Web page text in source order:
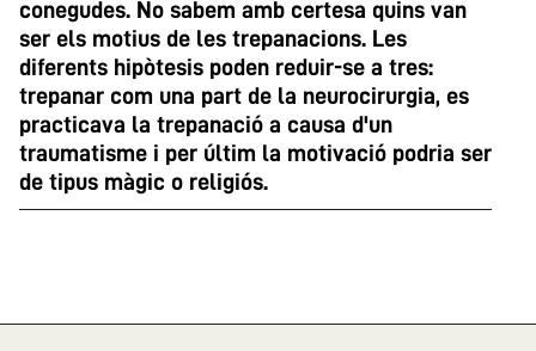
conegudes. No sabem amb certesa quins van
ser els motius de les trepanacions. Les
diferents hipòtesis poden reduir-se a tres:
trepanar com una part de la neurocirurgia, es
practicava la trepanació a causa d'un
traumatisme i per últim la motivació podria ser
de tipus màgic o religiós.